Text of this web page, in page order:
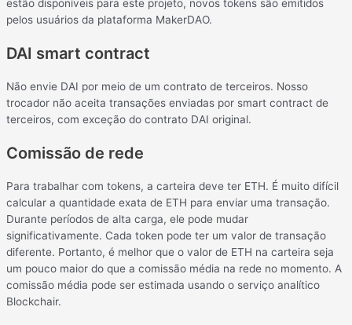
estão disponíveis para este projeto, novos tokens são emitidos
pelos usuários da plataforma MakerDAO.
DAI smart contract
Não envie DAI por meio de um contrato de terceiros. Nosso
trocador não aceita transações enviadas por smart contract de
terceiros, com exceção do contrato DAI original.
Comissão de rede
Para trabalhar com tokens, a carteira deve ter ETH. É muito difícil
calcular a quantidade exata de ETH para enviar uma transação.
Durante períodos de alta carga, ele pode mudar
significativamente. Cada token pode ter um valor de transação
diferente. Portanto, é melhor que o valor de ETH na carteira seja
um pouco maior do que a comissão média na rede no momento. A
comissão média pode ser estimada usando o serviço analítico
Blockchair.